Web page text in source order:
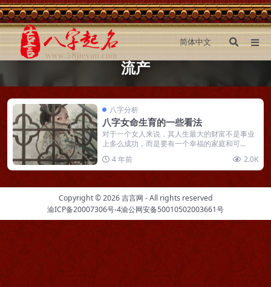
流产
八字分析
八字女命生育的一些看法
对于一个女人来说，其人生最大的财富不是事业
上多么成功，而是要有一个幸福的家庭和可...
4 年前
2.0K
Copyright © 2026吉言网 - All rights reserved
渝ICP备20007306号-4渝公网安备50010502003661号